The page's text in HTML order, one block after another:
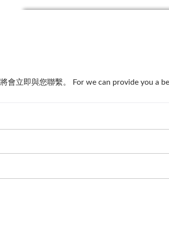
會立即與您聯繫。 For we can provide you a